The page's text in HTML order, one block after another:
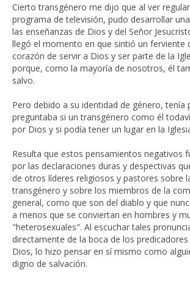
Cierto transgénero me dijo que al ver
programa de televisión, pudo desarrollar
las enseñanzas de Dios y del Señor
llegó el momento en que sintió un ferviente
corazón de servir a Dios y ser parte de la
porque, como la mayoría de nosotros, él
salvo.
Pero debido a su identidad de género, tenía
preguntaba si un transgénero como él
por Dios y si podía tener un lugar en la
Resulta que estos pensamientos negativos
por las declaraciones duras y despectivas
de otros líderes religiosos y pastores sobre
transgénero y sobre los miembros de la
general, como que son del diablo y que
a menos que se conviertan en hombres y
"heterosexuales". Al escuchar tales
directamente de la boca de los
Dios, lo hizo pensar en sí mismo como
digno de salvación.